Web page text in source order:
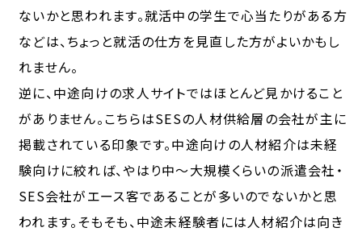
ないかと思われます。就活中の学生で心当たりがある方
などは、ちょっと就活の仕方を見直した方がよいかもし
れません。
逆に、中途向けの求人サイトではほとんど見かけること
がありません。こちらはSESの人材供給層の会社が主に
掲載されている印象です。中途向けの人材紹介は未経
験向けに絞れば、やはり中～大規模くらいの派遣会社・
SES会社がエース客であることが多いのでないかと思
われます。そもそも、中途未経験者には人材紹介は向き